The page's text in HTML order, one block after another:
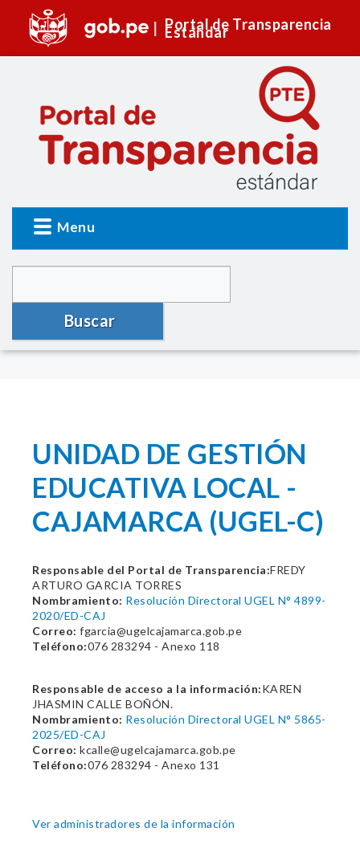
Portal de Transparencia
Estándar
Menu
Buscar
UNIDAD DE GESTIÓN
EDUCATIVA LOCAL -
CAJAMARCA (UGEL-C)
Responsable del Portal de Transparencia:FREDY
ARTURO GARCIA TORRES
Nombramiento: Resolución Directoral UGEL N° 4899-
2020/ED-CAJ
Correo: fgarcia@ugelcajamarca.gob.pe
Teléfono:076 283294 - Anexo 118
Responsable de acceso a la información:KAREN
JHASMIN CALLE BOÑÓN.
Nombramiento: Resolución Directoral UGEL N° 5865-
2025/ED-CAJ
Correo: kcalle@ugelcajamarca.gob.pe
Teléfono:076 283294 - Anexo 131
Ver administradores de la información